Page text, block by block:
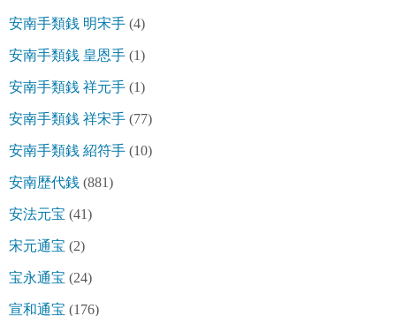
安南手類銭 明宋手 (4)
安南手類銭 皇恩手 (1)
安南手類銭 祥元手 (1)
安南手類銭 祥宋手 (77)
安南手類銭 紹符手 (10)
安南歴代銭 (881)
安法元宝 (41)
宋元通宝 (2)
宝永通宝 (24)
宣和通宝 (176)